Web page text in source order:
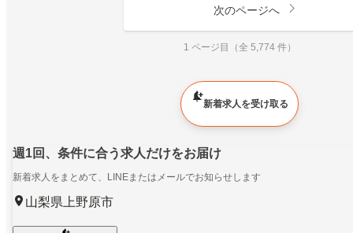
次のページへ
1 ページ目（全 5,774 件）
新着求人を受け取る
週1回、条件に合う求人だけをお届け
新着求人をまとめて、LINEまたはメールでお知らせします
山梨県上野原市